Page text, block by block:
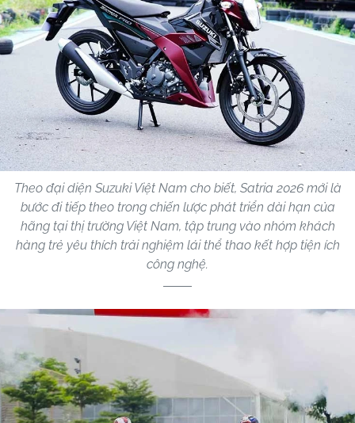
Theo đại diện Suzuki Việt Nam cho biết, Satria 2026 mới là
bước đi tiếp theo trong chiến lược phát triển dài hạn của
hãng tại thị trường Việt Nam, tập trung vào nhóm khách
hàng trẻ yêu thích trải nghiệm lái thể thao kết hợp tiện ích
công nghệ.